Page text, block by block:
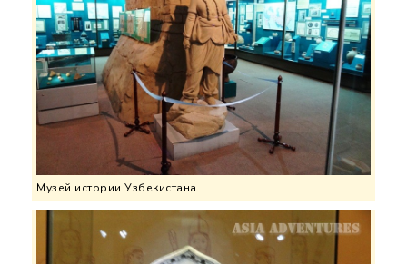
Музей истории Узбекистана